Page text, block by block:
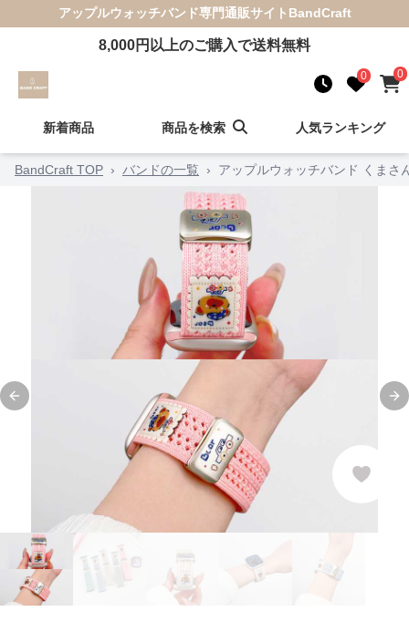
アップルウォッチバンド専門通販サイト BandCraft
8,000円以上のご購入で送料無料
0 0
新着商品 商品を検索 人気ランキング
BandCraft TOP › バンドの一覧 › アップルウォッチバンド くまさ
Previous slide